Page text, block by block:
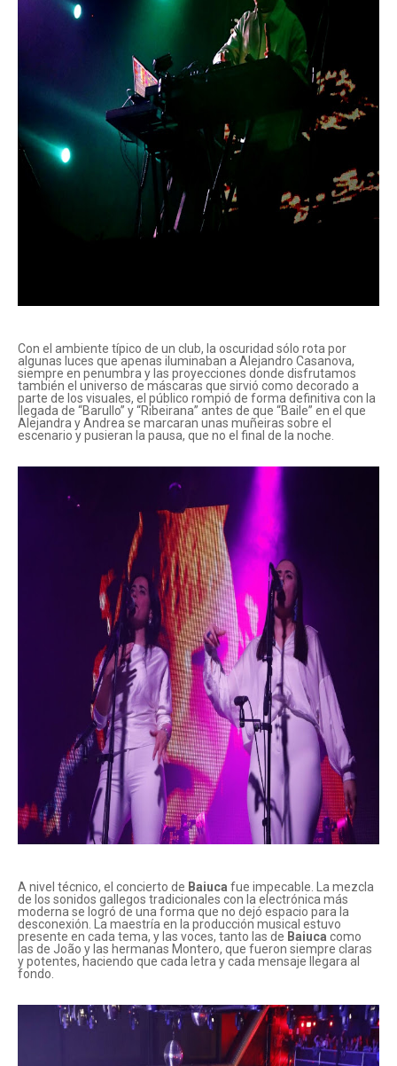
Con el ambiente típico de un club, la oscuridad sólo rota por
algunas luces que apenas iluminaban a Alejandro Casanova,
siempre en penumbra y las proyecciones donde disfrutamos
también el universo de máscaras que sirvió como decorado a
parte de los visuales, el público rompió de forma definitiva con la
llegada de “Barullo” y “Ribeirana” antes de que “Baile” en el que
Alejandra y Andrea se marcaran unas muñeiras sobre el
escenario y pusieran la pausa, que no el final de la noche.
A nivel técnico, el concierto de Baiuca fue impecable. La mezcla
de los sonidos gallegos tradicionales con la electrónica más
moderna se logró de una forma que no dejó espacio para la
desconexión. La maestría en la producción musical estuvo
presente en cada tema, y las voces, tanto las de Baiuca como
las de João y las hermanas Montero, que fueron siempre claras
y potentes, haciendo que cada letra y cada mensaje llegara al
fondo.